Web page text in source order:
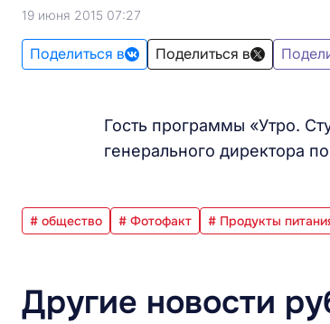
19 июня 2015 07:27
Поделиться в Поделиться в
Гость программы «Утро.
генерального директора
# общество # Фотофакт # Продукты
Другие новости